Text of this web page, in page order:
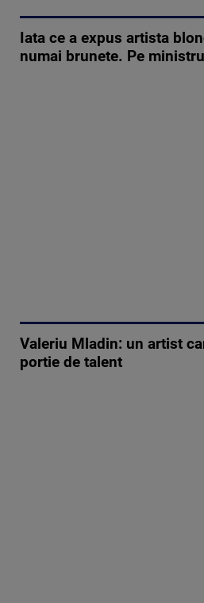
Iata ce a expus artista
numai brunete. Pe
Valeriu Mladin: un artist
portie de talent